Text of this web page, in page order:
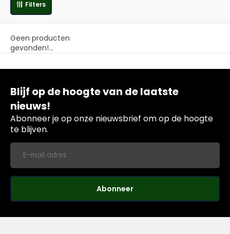
Filters
Geen producten
gevonden!...
Blijf op de hoogte van de laatste
nieuws!
Abonneer je op onze nieuwsbrief om op de hoogte
te blijven.
Abonneer